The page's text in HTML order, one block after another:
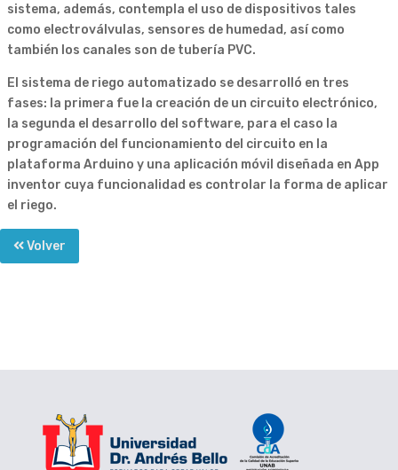
sistema, además, contempla el uso de dispositivos tales
como electroválvulas, sensores de humedad, así como
también los canales son de tubería PVC.
El sistema de riego automatizado se desarrolló en tres
fases: la primera fue la creación de un circuito electrónico,
la segunda el desarrollo del software, para el caso la
programación del funcionamiento del circuito en la
plataforma Arduino y una aplicación móvil diseñada en App
inventor cuya funcionalidad es controlar la forma de aplicar
el riego.
Volver